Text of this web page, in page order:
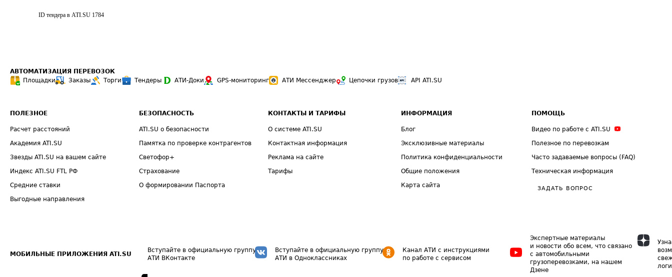
ID тендера в ATI.SU 1784
АВТОМАТИЗАЦИЯ ПЕРЕВОЗОК
Площадки
Заказы Торги Тендеры АТИ-Доки GPS-мониторинг АТИ Мессенджер Цепочки грузов API ATI.SU
ПОЛЕЗНОЕ
Расчет расстояний
Академия ATI.SU
Звезды ATI.SU на вашем сайте
Индекс ATI.SU FTL РФ
Средние ставки
Выгодные направления
БЕЗОПАСНОСТЬ
ATI.SU о безопасности
Памятка по проверке контрагентов
Светофор+
Страхование
О формировании Паспорта
КОНТАКТЫ И ТАРИФЫ
О системе ATI.SU
Контактная информация
Реклама на сайте
Тарифы
ИНФОРМАЦИЯ
Блог
Эксклюзивные материалы
Политика конфиденциальности
Общие положения
Карта сайта
ПОМОЩЬ
Видео по работе с ATI.SU
Полезное по перевозкам
Часто задаваемые вопросы (FAQ)
Техническая информация
ЗАДАТЬ ВОПРОС
МОБИЛЬНЫЕ ПРИЛОЖЕНИЯ ATI.SU
Вступайте в официальную группу
АТИ ВКонтакте
Вступайте в официальную группу
АТИ в Одноклассниках
Канал АТИ с инструкциями
по работе с сервисом
Экспертные материалы
и новости обо всем, что связано
с автомобильными
грузоперевозками, на нашем
Дзене